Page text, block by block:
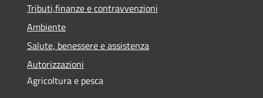
Tributi,finanze e contravvenzioni
Ambiente
Salute, benessere e assistenza
Autorizzazioni
Agricoltura e pesca